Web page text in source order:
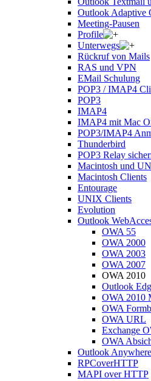
Outlook Adaptive
Meeting-Pausen
Profile
Unterwegs
Rückruf von Mails
RAS und VPN
EMail Schulung
POP3 / IMAP4
POP3
IMAP4
IMAP4 mit Mac
POP3/IMAP4
Thunderbird
POP3 Relay
Macintosh und
Macintosh Clients
Entourage
UNIX Clients
Evolution
Outlook
OWA 55
OWA 2000
OWA 2003
OWA 2007
OWA 2010
Outlook
OWA 2010
OWA
OWA URL
Exchange
OWA
Outlook Anywhere
RPCoverHTTP
MAPI over HTTP